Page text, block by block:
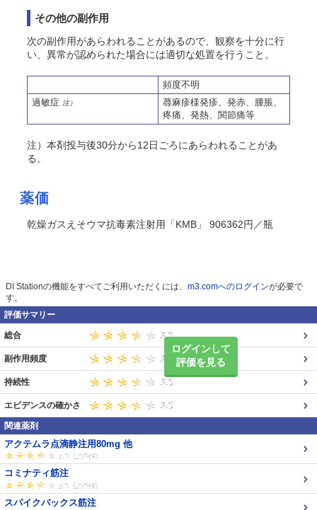
その他の副作用
次の副作用があらわれることがあるので、観察を十分に行
い、異常が認められた場合には適切な処置を行うこと。
頻度不明
過敏症 注） 蕁麻疹様発疹、発赤、腫脹、
疼痛、発熱、関節痛等
注）本剤投与後30分から12日ごろにあらわれることがあ
る 。
薬価
乾燥ガスえそウマ抗毒素注射用「KMB」 906362円／瓶
DI Stationの機能をすべてご利用いただくには、 m3.comへのログインが必要で
す。
評価サマリー
ログインして
評価を見る
総合
副作用頻度
持続性
エビデンスの確かさ
関連薬剤
アクテムラ点滴静注用80mg 他
コミナティ筋注
スパイクバックス筋注